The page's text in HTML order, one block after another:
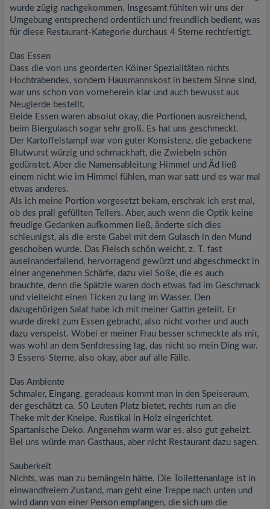
wurde zügig nachgekommen. Insgesamt fühlten wir uns der
Umgebung entsprechend ordentlich und freundlich bedient, was
für diese Restaurant-Kategorie durchaus 4 Sterne rechtfertigt.
Das Essen
Dass die von uns georderten Kölner Spezialitäten nichts
Hochtrabendes, sondern Hausmannskost in bestem Sinne sind,
war uns schon von vorneherein klar und auch bewusst aus
Neugierde bestellt.
Beide Essen waren absolut okay, die Portionen ausreichend,
beim Biergulasch sogar sehr groß. Es hat uns geschmeckt.
Der Kartoffelstampf war von guter Konsistenz, die gebackene
Blutwurst würzig und schmackhaft, die Zwiebeln schön
gedünstet. Aber die Namensableitung Himmel und Äd ließ
einem nicht wie im Himmel fühlen, man war satt und es war mal
etwas anderes.
Als ich meine Portion vorgesetzt bekam, erschrak ich erst mal,
ob des prall gefüllten Tellers. Aber, auch wenn die Optik keine
freudige Gedanken aufkommen ließ, änderte sich dies
schleunigst, als die erste Gabel mit dem Gulasch in den Mund
geschoben wurde. Das Fleisch schön weicht, z. T. fast
auseinanderfallend, hervorragend gewürzt und abgeschmeckt in
einer angenehmen Schärfe, dazu viel Soße, die es auch
brauchte, denn die Spätzle waren doch etwas fad im Geschmack
und vielleicht einen Ticken zu lang im Wasser. Den
dazugehörigen Salat habe ich mit meiner Gattin geteilt. Er
wurde direkt zum Essen gebracht, also nicht vorher und auch
dazu verspeist. Wobei er meiner Frau besser schmeckte als mir,
was wohl an dem Senfdressing lag, das nicht so mein Ding war.
3 Essens-Sterne, also okay, aber auf alle Fälle.
Das Ambiente
Schmaler, Eingang, geradeaus kommt man in den Speiseraum,
der geschätzt ca. 50 Leuten Platz bietet, rechts rum an die
Theke mit der Kneipe. Rustikal in Holz eingerichtet.
Spartanische Deko. Angenehm warm war es, also gut geheizt.
Bei uns würde man Gasthaus, aber nicht Restaurant dazu sagen.
Sauberkeit
Nichts, was man zu bemängeln hätte. Die Toilettenanlage ist in
einwandfreiem Zustand, man geht eine Treppe nach unten und
wird dann von einer Person empfangen, die sich um die